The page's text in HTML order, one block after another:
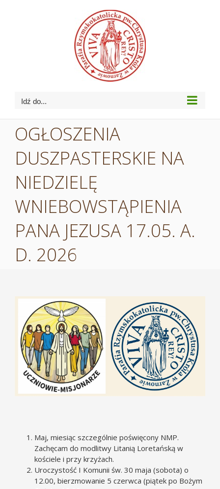
Idź do...
OGŁOSZENIA
DUSZPASTERSKIE NA
NIEDZIELĘ
WNIEBOWSTĄPIENIA
PANA JEZUSA 17.05. A.
D. 2026
Pokaż
większy
obrazek
Maj, miesiąc szczególnie poświęcony NMP.
Zachęcam do modlitwy Litanią Loretańską w
kościele i przy krzyżach.
Uroczystość I Komunii św. 30 maja (sobota) o
12.00, bierzmowanie 5 czerwca (piątek po Bożym